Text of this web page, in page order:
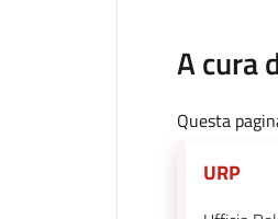
A cura
Questa
URP